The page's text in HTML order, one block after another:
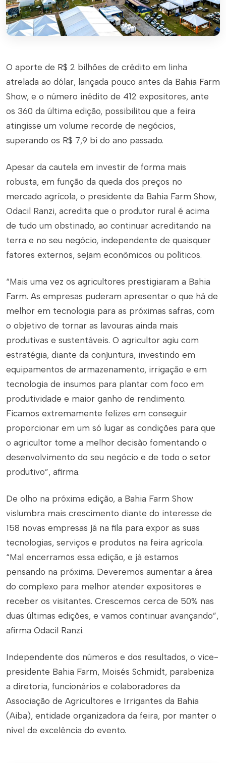
O aporte de R$ 2 bilhões de crédito em linha
atrelada ao dólar, lançada pouco antes da Bahia Farm
Show, e o número inédito de 412 expositores, ante
os 360 da última edição, possibilitou que a feira
atingisse um volume recorde de negócios,
superando os R$ 7,9 bi do ano passado.
Apesar da cautela em investir de forma mais
robusta, em função da queda dos preços no
mercado agrícola, o presidente da Bahia Farm Show,
Odacil Ranzi, acredita que o produtor rural é acima
de tudo um obstinado, ao continuar acreditando na
terra e no seu negócio, independente de quaisquer
fatores externos, sejam econômicos ou políticos.
“Mais uma vez os agricultores prestigiaram a Bahia
Farm. As empresas puderam apresentar o que há de
melhor em tecnologia para as próximas safras, com
o objetivo de tornar as lavouras ainda mais
produtivas e sustentáveis. O agricultor agiu com
estratégia, diante da conjuntura, investindo em
equipamentos de armazenamento, irrigação e em
tecnologia de insumos para plantar com foco em
produtividade e maior ganho de rendimento.
Ficamos extremamente felizes em conseguir
proporcionar em um só lugar as condições para que
o agricultor tome a melhor decisão fomentando o
desenvolvimento do seu negócio e de todo o setor
produtivo”, afirma.
De olho na próxima edição, a Bahia Farm Show
vislumbra mais crescimento diante do interesse de
158 novas empresas já na fila para expor as suas
tecnologias, serviços e produtos na feira agrícola.
“Mal encerramos essa edição, e já estamos
pensando na próxima. Deveremos aumentar a área
do complexo para melhor atender expositores e
receber os visitantes. Crescemos cerca de 50% nas
duas últimas edições, e vamos continuar avançando”,
afirma Odacil Ranzi.
Independente dos números e dos resultados, o vice-
presidente Bahia Farm, Moisés Schmidt, parabeniza
a diretoria, funcionários e colaboradores da
Associação de Agricultores e Irrigantes da Bahia
(Aiba), entidade organizadora da feira, por manter o
nível de excelência do evento.